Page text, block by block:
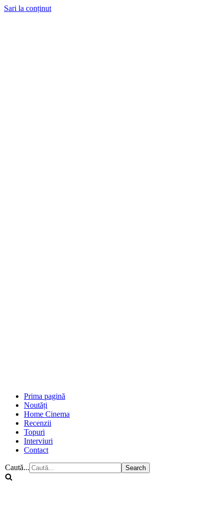
Sari la conținut
Prima pagină
Noutăți
Home Cinema
Recenzii
Topuri
Interviuri
Contact
Caută...